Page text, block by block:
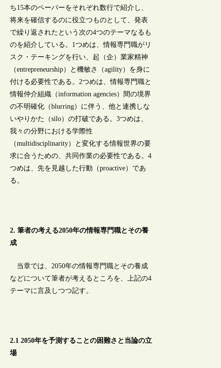
ち15本のペーパーをそれぞれ数行で紹介し、
将来を確信するのに役立つものとして、発表
で繰り返されたという次の4つのテーマなるも
のを紹介している。1つめは、情報専門職がリ
スク・テーキングを行い、起（企）業家精神
（entrepreneurship）と機敏さ（agility）を身に
付ける必要性である。2つめは、情報専門職と
情報仲介組織（information agencies）間の境界
の不明確化（blurring）に伴う、他と連携しな
いやりかた（silo）の打破である。3つめは、
我々の分野における学際性
（multidisciplinarity）と変化する情報世界の要
求に合うための、共同作業の必要性である。4
つめは、先を見越した行動（proactive）であ
る。
2. 筆者の考える2050年の情報専門職とその養
成
当章では、2050年の情報専門職とその養成
などについて筆者が考えるところを、上記の4
テーマに言及しつつ記す。
2.1 2050年を予測することの困難さと当論の立
場